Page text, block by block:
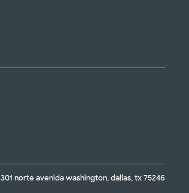
301 norte avenida washington, dallas, tx 75246